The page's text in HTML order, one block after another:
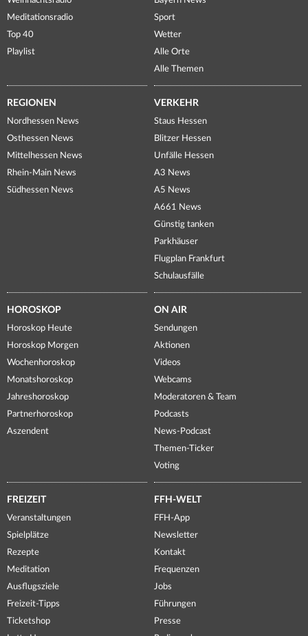
Meditationsradio
Top 40
Playlist
Sport
Wetter
Alle Orte
Alle Themen
REGIONEN
Nordhessen News
Osthessen News
Mittelhessen News
Rhein-Main News
Südhessen News
VERKEHR
Staus Hessen
Blitzer Hessen
Unfälle Hessen
A3 News
A5 News
A661 News
Günstig tanken
Parkhäuser
Flugplan Frankfurt
Schulausfälle
HOROSKOP
Horoskop Heute
Horoskop Morgen
Wochenhoroskop
Monatshoroskop
Jahreshoroskop
Partnerhoroskop
Aszendent
ON AIR
Sendungen
Aktionen
Videos
Webcams
Moderatoren & Team
Podcasts
News-Podcast
Themen-Ticker
Voting
FREIZEIT
Veranstaltungen
Spielplätze
Rezepte
Meditation
Ausflugsziele
Freizeit-Tipps
Ticketshop
FFH-WELT
FFH-App
Newsletter
Kontakt
Frequenzen
Jobs
Führungen
Presse